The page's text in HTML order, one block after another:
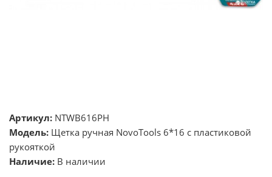
Артикул: NTWB616PH
Модель: Щетка ручная NovoTools 6*16 c пластиковой
рукояткой
Наличие: В наличии